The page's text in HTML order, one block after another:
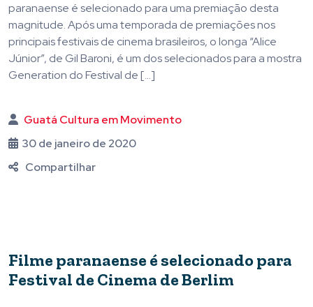
paranaense é selecionado para uma premiação desta
magnitude. Após uma temporada de premiações nos
principais festivais de cinema brasileiros, o longa “Alice
Júnior”, de Gil Baroni, é um dos selecionados para a mostra
Generation do Festival de […]
Guatá Cultura em Movimento
30 de janeiro de 2020
Compartilhar
Filme paranaense é selecionado para
Festival de Cinema de Berlim